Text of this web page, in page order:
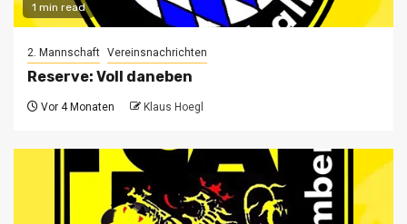
1 min read
2. Mannschaft Vereinsnachrichten
Reserve: Voll daneben
Vor 4 Monaten Klaus Hoegl